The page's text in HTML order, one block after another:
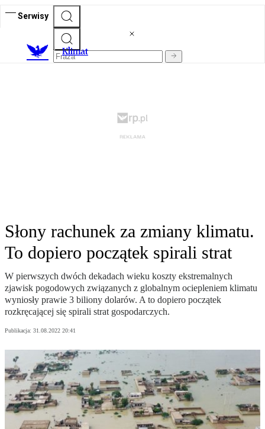
Serwisy
Klimat
Słony rachunek za zmiany klimatu.
To dopiero początek spirali strat
W pierwszych dwóch dekadach wieku koszty ekstremalnych
zjawisk pogodowych związanych z globalnym ociepleniem klimatu
wyniosły prawie 3 biliony dolarów. A to dopiero początek
rozkręcającej się spirali strat gospodarczych.
Publikacja: 31.08.2022 20:41